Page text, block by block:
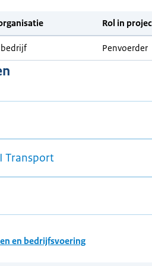
Rol in
Penvoerder
Transport
en bedrijfsvoering